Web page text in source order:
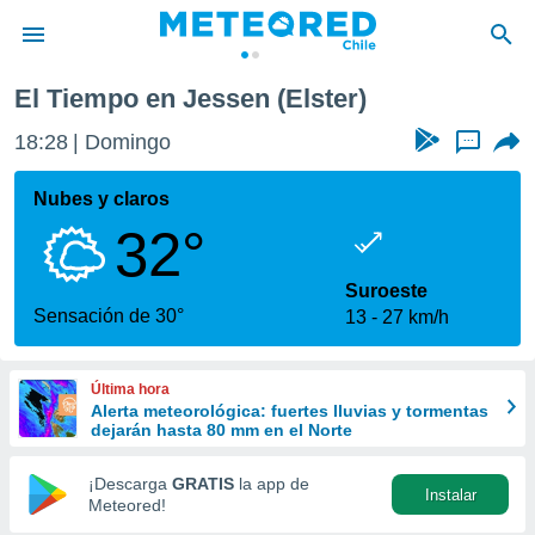
de
por
que se
calidad.
a este
las
y
forma
digital
basada
El Tiempo en Jessen (Elster)
18:28 Domingo ...
Nubes y claros
32°
Sensación de 30°
Suroeste
13
27 km/h
Última hora
Alerta meteorológica: fuertes lluvias y tormentas
dejarán hasta 80 mm en el Norte
¡Descarga GRATIS la app de
Meteored!
Instalar